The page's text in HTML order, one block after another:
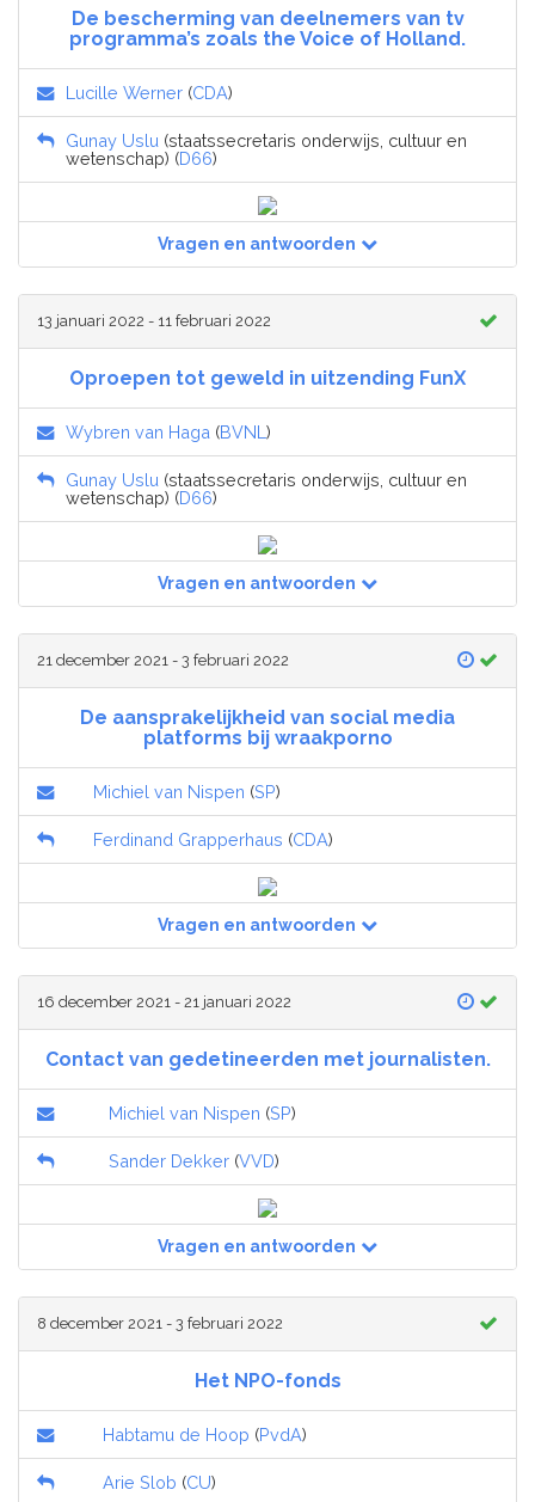
De bescherming van deelnemers van tv
programma’s zoals the Voice of Holland.
Lucille Werner (CDA)
Gunay Uslu (staatssecretaris onderwijs, cultuur en
wetenschap) (D66)
Vragen en antwoorden
13 januari 2022 - 11 februari 2022
Oproepen tot geweld in uitzending FunX
Wybren van Haga (BVNL )
Gunay Uslu (staatssecretaris onderwijs, cultuur en
wetenschap) (D66)
Vragen en antwoorden
21 december 2021 - 3 februari 2022
De aansprakelijkheid van social media
platforms bij wraakporno
Michiel van Nispen (SP)
Ferdinand Grapperhaus (CDA)
Vragen en antwoorden
16 december 2021 - 21 januari 2022
Contact van gedetineerden met journalisten.
Michiel van Nispen (SP)
Sander Dekker (VVD)
Vragen en antwoorden
8 december 2021 - 3 februari 2022
Het NPO-fonds
Habtamu de Hoop (PvdA)
Arie Slob (CU)